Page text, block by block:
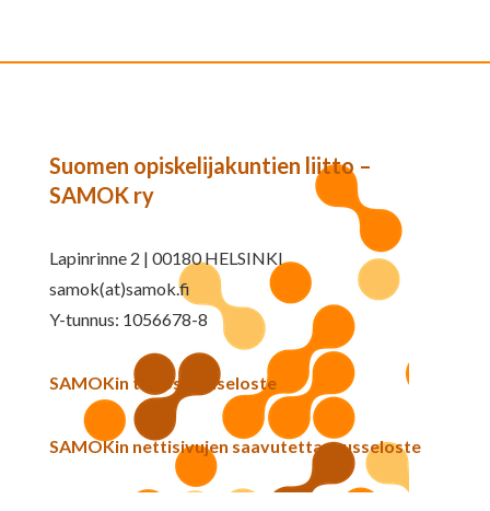
Suomen opiskelijakuntien liitto –
SAMOK ry
Lapinrinne 2 | 00180 HELSINKI
samok(at)samok.fi
Y-tunnus: 1056678-8
SAMOKin tietosuojaseloste
SAMOKin nettisivujen saavutettavuusseloste